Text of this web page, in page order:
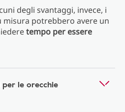
degli svantaggi, invece, i
misura potrebbero avere un
tempo per essere
le orecchie